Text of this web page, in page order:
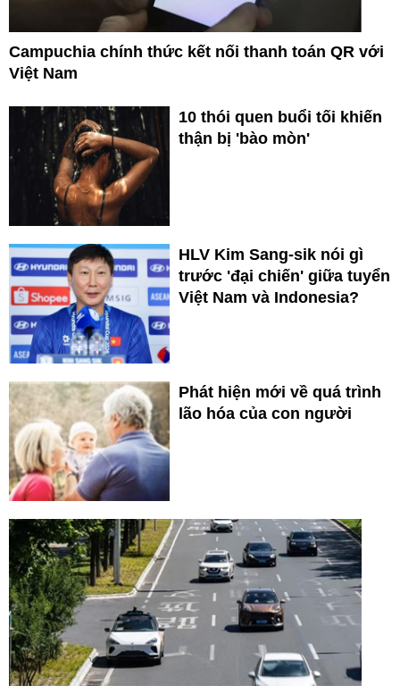
Campuchia chính thức kết nối thanh toán QR với
Việt Nam
10 thói quen buổi tối khiến
thận bị 'bào mòn'
HLV Kim Sang-sik nói gì
trước 'đại chiến' giữa tuyển
Việt Nam và Indonesia?
Phát hiện mới về quá trình
lão hóa của con người